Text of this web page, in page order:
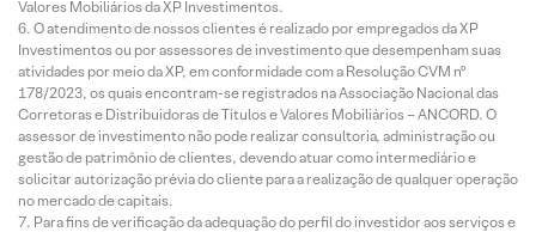
Valores Mobiliários da XP Investimentos.
O atendimento de nossos clientes é realizado por empregados da XP
Investimentos ou por assessores de investimento que desempenham suas
atividades por meio da XP, em conformidade com a Resolução CVM nº
178/2023, os quais encontram-se registrados na Associação Nacional das
Corretoras e Distribuidoras de Títulos e Valores Mobiliários – ANCORD. O
assessor de investimento não pode realizar consultoria, administração ou
gestão de patrimônio de clientes, devendo atuar como intermediário e
solicitar autorização prévia do cliente para a realização de qualquer operação
no mercado de capitais.
Para fins de verificação da adequação do perfil do investidor aos serviços e